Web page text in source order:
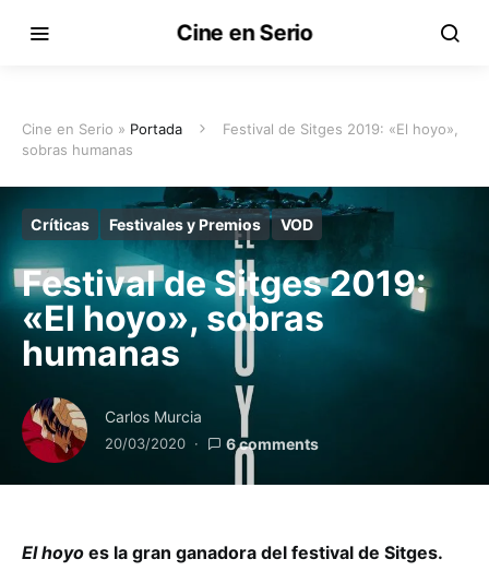
Cine en Serio
Cine en Serio » Portada
Festival de Sitges 2019: «El hoyo»,
sobras humanas
Críticas Festivales y Premios VOD
Festival de Sitges 2019:
«El hoyo», sobras
humanas
Carlos Murcia
20/03/2020 6 comments
El hoyo es la gran ganadora del festival de Sitges.